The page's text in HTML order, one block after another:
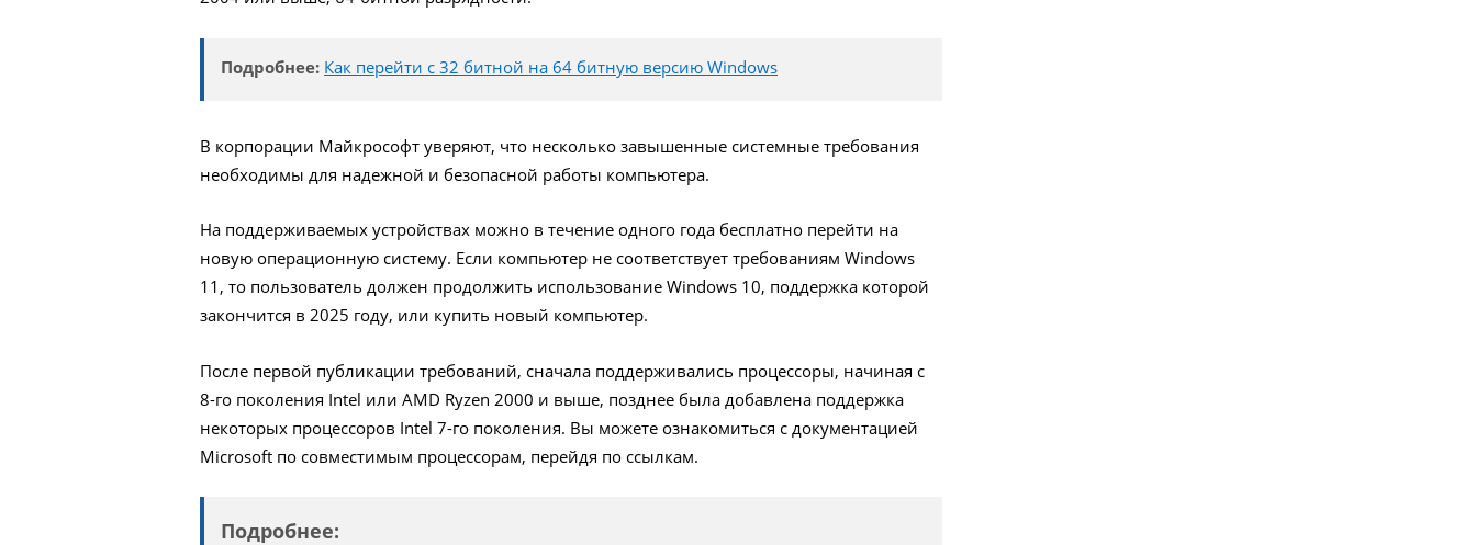
Подробнее: Как перейти с 32 битной на 64 битную версию Windows
В корпорации Майкрософт уверяют, что несколько завышенные системные требования
необходимы для надежной и безопасной работы компьютера.
На поддерживаемых устройствах можно в течение одного года бесплатно перейти на
новую операционную систему. Если компьютер не соответствует требованиям Windows
11, то пользователь должен продолжить использование Windows 10, поддержка которой
закончится в 2025 году, или купить новый компьютер.
После первой публикации требований, сначала поддерживались процессоры, начиная с
8-го поколения Intel или AMD Ryzen 2000 и выше, позднее была добавлена поддержка
некоторых процессоров Intel 7-го поколения. Вы можете ознакомиться с документацией
Microsoft по совместимым процессорам, перейдя по ссылкам.
Подробнее: